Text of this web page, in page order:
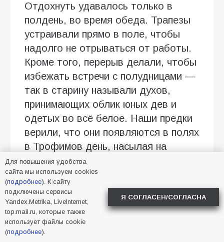
Отдохнуть удавалось только в
полдень, во время обеда. Трапезы
устраивали прямо в поле, чтобы
надолго не отрываться от работы.
Кроме того, перерыв делали, чтобы
избежать встречи с полудницами —
так в старину называли духов,
принимающих облик юных дев и
одетых во всё белое. Наши предки
верили, что они появляются в полях
в Трофимов день, насылая на
крестьян различные напасти: от
солнечного удара до обмороков.
В этот же день приступали к сбору
малины и калины, которые ценили
за целебные свойства. Из ягод
готовили варенье, пироги,
Для повышения удобства
сайта мы используем cookies
(подробнее). К сайту
подключены сервисы
Yandex.Metrika, LiveInternet,
top.mail.ru, которые также
использует файлы cookie
(подробнее).
Я СОГЛАСЕН/СОГЛАСНА